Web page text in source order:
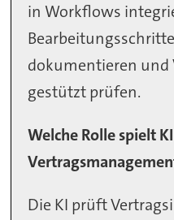
in Workflows
dokumentieren und
gestützt prüfen.
Welche Rolle spielt
Die KI prüft